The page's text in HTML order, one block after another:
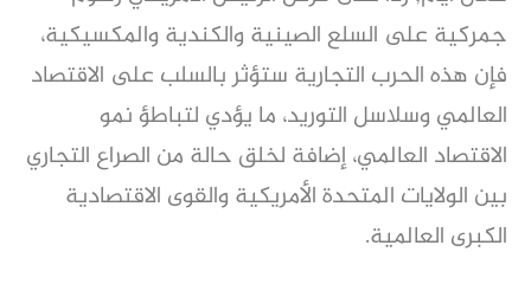
جمركية على السلع الصينية والكندية والمكسيكية،
فإن هذه الحرب التجارية ستؤثر بالسلب على الاقتصاد
العالمي وسلاسل التوريد، ما يؤدي لتباطؤ نمو
الاقتصاد العالمي، إضافة لخلق حالة من الصراع التجاري
بين الولايات المتحدة الأمريكية والقوى الاقتصادية
الكبرى العالمية.